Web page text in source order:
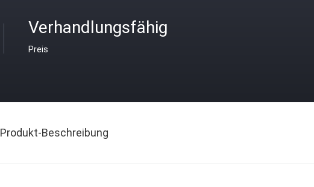
Verhandlungsfähig
Preis
Produkt-Beschreibung